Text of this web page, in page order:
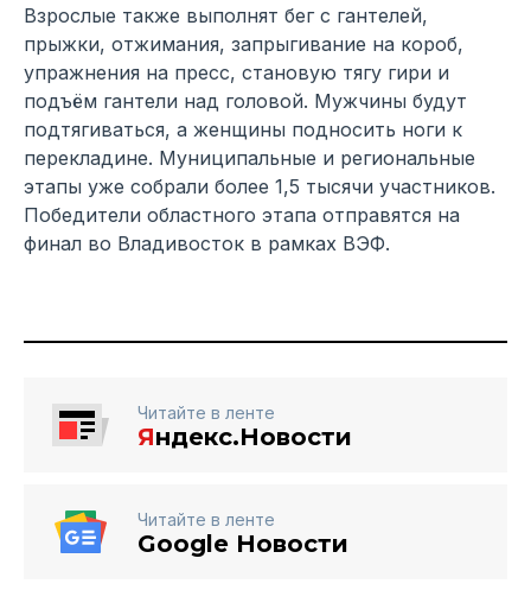
Взрослые также выполнят бег с гантелей,
прыжки, отжимания, запрыгивание на короб,
упражнения на пресс, становую тягу гири и
подъём гантели над головой. Мужчины будут
подтягиваться, а женщины подносить ноги к
перекладине. Муниципальные и региональные
этапы уже собрали более 1,5 тысячи участников.
Победители областного этапа отправятся на
финал во Владивосток в рамках ВЭФ.
Читайте в ленте
Яндекс.Новости
Читайте в ленте
Google Новости